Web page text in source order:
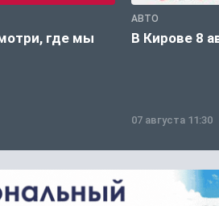
где мы
АВТО
В Кирове 8
07 августа 11:30